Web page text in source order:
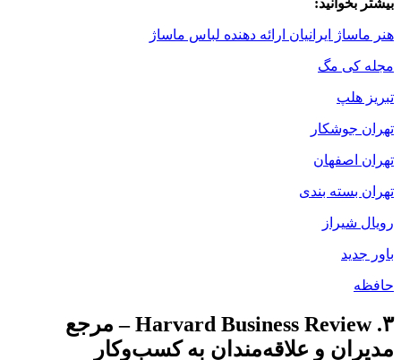
بیشتر بخوانید:
هنر ماساژ ایرانیان ارائه دهنده لباس ماساژ
مجله کی مگ
تبریز هلپ
تهران جوشکار
تهران اصفهان
تهران بسته بندی
رویال شیراز
باور جدید
حافظه
۳. Harvard Business Review – مرجع
مدیران و علاقه‌مندان به کسب‌وکار